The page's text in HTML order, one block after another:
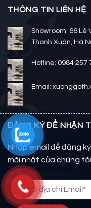
THÔNG TIN LIÊN HỆ
Showroom: 66 Lê
Thanh Xuân, Hà
Hotline: 0984 257
Email:
ĐĂNG KÝ ĐỂ NHẬN
Nhập email để đăng
mới nhất của chúng tôi